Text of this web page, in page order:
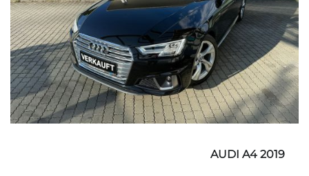
AUDI A4 2019